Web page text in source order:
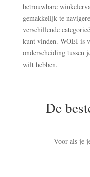
betrouwbare
gemakkelijk te
verschillende
kunt vinden. WOEI is
onderscheiding tussen
wilt hebben.
De
Voor als je